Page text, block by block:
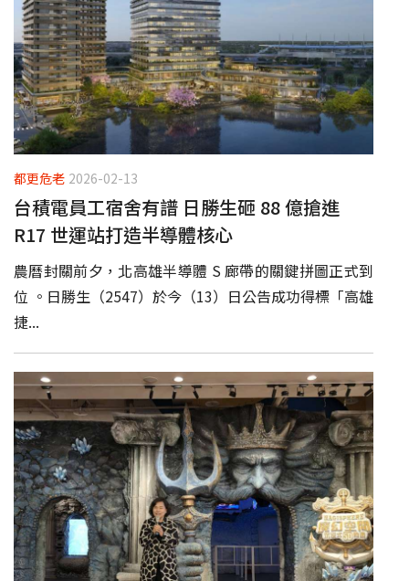
都更危老 2026-02-13
台積電員工宿舍有譜 日勝生砸 88 億搶進
R17 世運站打造半導體核心
農曆封關前夕，北高雄半導體 S 廊帶的關鍵拼圖正式到
位 。日勝生（2547）於今（13）日公告成功得標「高雄
捷...